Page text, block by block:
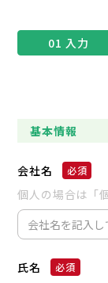
01 入力
基本情報
会社名
個人の場合は「
氏名